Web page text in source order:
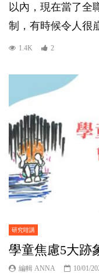
以內，現在當了全
制，有時候令人很
1.4K 2
研究咁講
學童焦慮5大跡
編輯 ANNA 10/01/